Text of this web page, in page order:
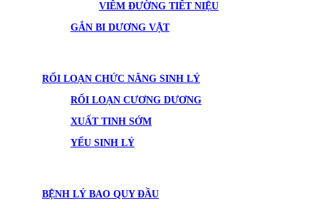
VIÊM ĐƯỜNG TIẾT NIỆU
GẮN BI DƯƠNG VẬT
RỐI LOẠN CHỨC NĂNG SINH LÝ
RỐI LOẠN CƯƠNG DƯƠNG
XUẤT TINH SỚM
YẾU SINH LÝ
BỆNH LÝ BAO QUY ĐẦU